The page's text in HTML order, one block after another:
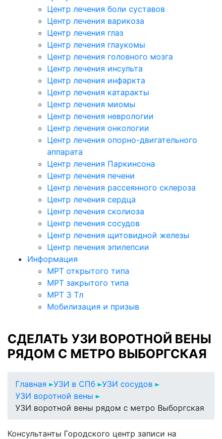
Центр лечения боли суставов
Центр лечения варикоза
Центр лечения глаз
Центр лечения глаукомы
Центр лечения головного мозга
Центр лечения инсульта
Центр лечения инфаркта
Центр лечения катаракты
Центр лечения миомы
Центр лечения неврологии
Центр лечения онкологии
Центр лечения опорно-двигательного
аппарата
Центр лечения Паркинсона
Центр лечения печени
Центр лечения рассеянного склероза
Центр лечения сердца
Центр лечения сколиоза
Центр лечения сосудов
Центр лечения щитовидной железы
Центр лечения эпилепсии
Информация
МРТ открытого типа
МРТ закрытого типа
МРТ 3 Тл
Мобилизация и призыв
СДЕЛАТЬ УЗИ ВОРОТНОЙ ВЕНЫ
РЯДОМ С МЕТРО ВЫБОРГСКАЯ
Главная УЗИ в СПб
УЗИ сосудов
УЗИ воротной вены
УЗИ воротной вены рядом с метро Выборгская
Консультанты Городского центр записи на